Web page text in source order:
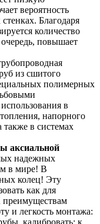
вероятность
Благодаря
количество
повышает
из сшитого
полимерных
в
напорного
также в системах
аксиальной
надежных
в мире! В
колец! Эту
как для
преимуществам
и легкость монтажа:
калибровать; к